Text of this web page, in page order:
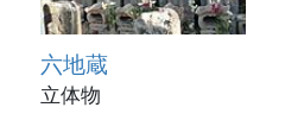
六地蔵
立体物